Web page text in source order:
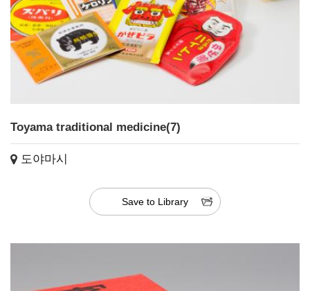
Toyama traditional medicine(7)
도야마시
Save to Library